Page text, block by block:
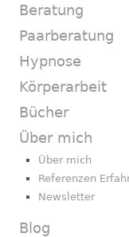
Beratung
Paarberatung
Hypnose
Körperarbeit
Bücher
Über mich
Über mich
Referenzen
Newsletter
Blog